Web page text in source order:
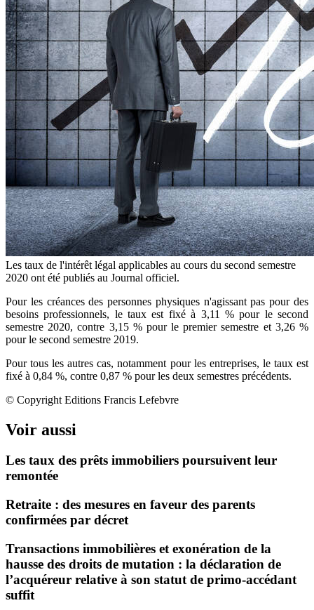
Les taux de l'intérêt légal applicables au cours du second semestre
2020 ont été publiés au Journal officiel.
Pour les créances des personnes physiques n'agissant pas pour des
besoins professionnels, le taux est fixé à 3,11 % pour le second
semestre 2020, contre 3,15 % pour le premier semestre et 3,26 %
pour le second semestre 2019.
Pour tous les autres cas, notamment pour les entreprises, le taux est
fixé à 0,84 %, contre 0,87 % pour les deux semestres précédents.
© Copyright Editions Francis Lefebvre
Voir aussi
Les taux des prêts immobiliers poursuivent leur
remontée
Retraite : des mesures en faveur des parents
confirmées par décret
Transactions immobilières et exonération de la
hausse des droits de mutation : la déclaration de
l’acquéreur relative à son statut de primo-accédant
suffit